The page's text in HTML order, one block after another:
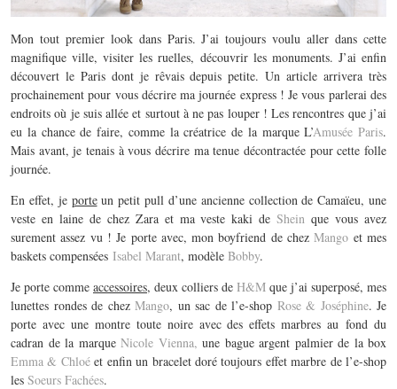
Mon tout premier look dans Paris. J’ai toujours voulu aller dans cette
magnifique ville, visiter les ruelles, découvrir les monuments. J’ai enfin
découvert le Paris dont je rêvais depuis petite. Un article arrivera très
prochainement pour vous décrire ma journée express ! Je vous parlerai des
endroits où je suis allée et surtout à ne pas louper ! Les rencontres que j’ai
eu la chance de faire, comme la créatrice de la marque L’Amusée Paris.
Mais avant, je tenais à vous décrire ma tenue décontractée pour cette folle
journée.
En effet, je porteun petit pull d’une ancienne collection de Camaïeu, une
veste en laine de chez Zara et ma veste kaki deShein que vous avez
surement assez vu ! Je porte avec, mon boyfriend de chezMango et mes
baskets compensées Isabel Marant, modèle Bobby.
Je porte comme accessoires, deux colliers de H&M que j’ai superposé, mes
lunettes rondes de chez Mango, un sac de l’e-shop Rose & Joséphine. Je
porte avec une montre toute noire avec des effets marbres au fond du
cadran de la marque Nicole Vienna, une bague argent palmier de la box
Emma & Chloéet enfin un bracelet doré toujours effet marbre de l’e-shop
les Soeurs Fachées.